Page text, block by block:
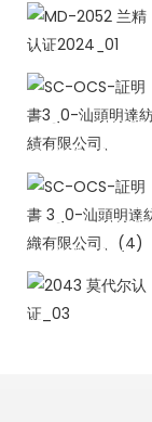
MD-2052兰精
认证2024_01
SC-OCS-証明
書3_0-汕頭明
達紡績有限公
司、
SC-OCS-証明
書 3_0-汕頭明
達紡織有限公
司、(4)
2043 莫代尔认
证_03